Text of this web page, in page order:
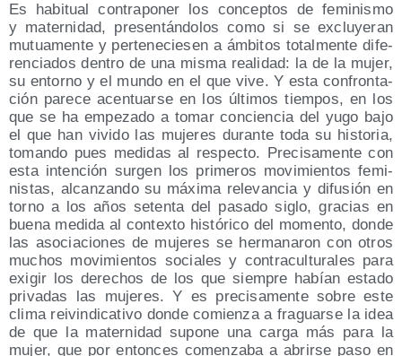
Es habi­tual con­tra­po­ner los con­cep­tos de femi­nis­mo
y mater­ni­dad, pre­sen­tán­do­los como si se exclu­ye­ran
mutua­men­te y per­te­ne­cie­sen a ámbi­tos total­men­te dife­
ren­cia­dos den­tro de una mis­ma reali­dad: la de la mujer,
su entorno y el mun­do en el que vive. Y esta con­fron­ta­
ción pare­ce acen­tuar­se en los últi­mos tiem­pos, en los
que se ha empe­za­do a tomar con­cien­cia del yugo bajo
el que han vivi­do las muje­res duran­te toda su his­to­ria,
toman­do pues medi­das al res­pec­to. Pre­ci­sa­men­te con
esta inten­ción sur­gen los pri­me­ros movi­mien­tos femi­
nis­tas, alcan­zan­do su máxi­ma rele­van­cia y difu­sión en
torno a los años seten­ta del pasa­do siglo, gra­cias en
bue­na medi­da al con­tex­to his­tó­ri­co del momen­to, don­de
las aso­cia­cio­nes de muje­res se her­ma­na­ron con otros
muchos movi­mien­tos socia­les y con­tra­cul­tu­ra­les para
exi­gir los dere­chos de los que siem­pre habían esta­do
pri­va­das las muje­res. Y es pre­ci­sa­men­te sobre este
cli­ma rei­vin­di­ca­ti­vo don­de comien­za a fra­guar­se la idea
de que la mater­ni­dad supo­ne una car­ga más para la
mujer, que por enton­ces comen­za­ba a abrir­se paso en